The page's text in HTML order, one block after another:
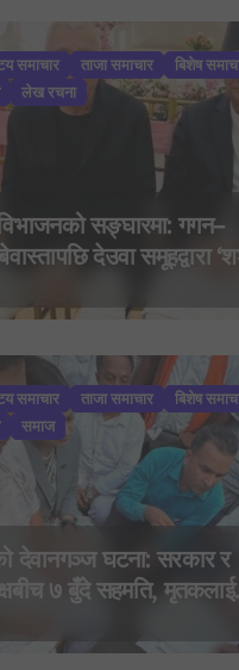
समाचार ताजा समाचार बिशेष
लेख रचना
सङ्घारमा: गगन–
देउवा समूहद्वारा
घोषणा तयारी!
समाचार ताजा समाचार बिशेष
समाज
देवानगञ्ज घटना: सरकार र
७ बुँदे सहमति, मृतकलाई